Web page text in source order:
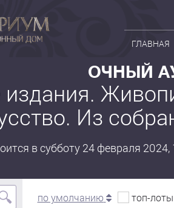
ГЛАВНАЯ
ОЧНЫЙ
Из
в субботу 24 февраля
по умолчанию топ-лоты